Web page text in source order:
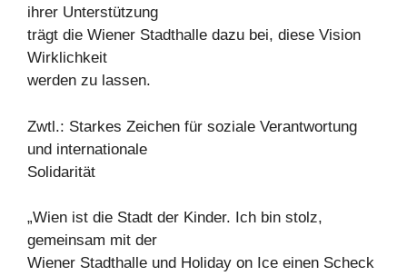
ihrer Unterstützung
trägt die Wiener Stadthalle dazu bei, diese Vision
Wirklichkeit
werden zu lassen.
Zwtl.: Starkes Zeichen für soziale Verantwortung
und internationale
Solidarität
„Wien ist die Stadt der Kinder. Ich bin stolz,
gemeinsam mit der
Wiener Stadthalle und Holiday on Ice einen Scheck